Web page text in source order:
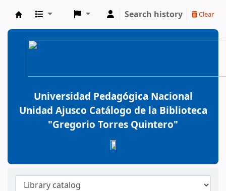
BiblioGTQ
Search history Clear
Universidad Pedagógica Nacional
Unidad Ajusco Catálogo de la Biblioteca
"Gregorio Torres Quintero"